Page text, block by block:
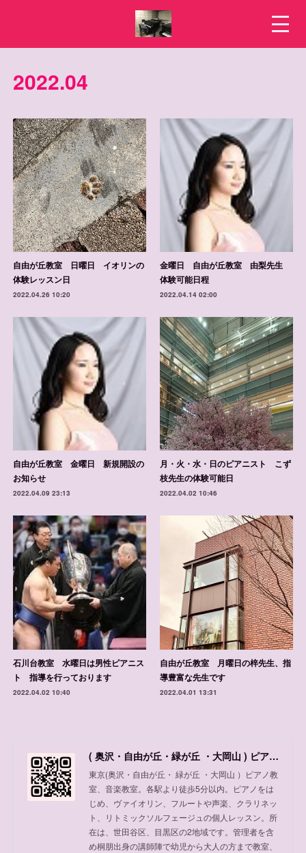
2022.04
自由が丘教室 日曜日 イオリンの
体験レッスン日
2022.04.26 10:20
金曜日 自由が丘教室 由梨先生
体験可能日程
2022.04.14 02:00
自由が丘教室 金曜日 新規開設の
お知らせ
2022.04.09 23:13
月・火・水・日のピアニスト こず
枝先生の体験可能日
2022.04.02 10:46
石川台教室 水曜日は男性ピアニス
ト 指導を行っております
2022.04.02 10:40
自由が丘教室 月曜日の梓先生、指
導豊富な先生です
2022.04.01 13:31
( 奥沢・自由が丘・緑が丘 ・大岡山 ) ピアノ教室、音楽教室
東京(奥沢・自由が丘・ 緑が丘 ・大岡山 ）ピアノ教
室、音楽教室。各駅より徒歩5分以内。ピアノをは
じめ、ヴァイオリン、フルートや声楽、クラリネッ
ト、リトミックソルフェージュの個人レッスン。所
在は、世田谷区、目黒区の2地域です。管理者を含
め桐朋出身の講師陣で幼児から大人の方まで教室、